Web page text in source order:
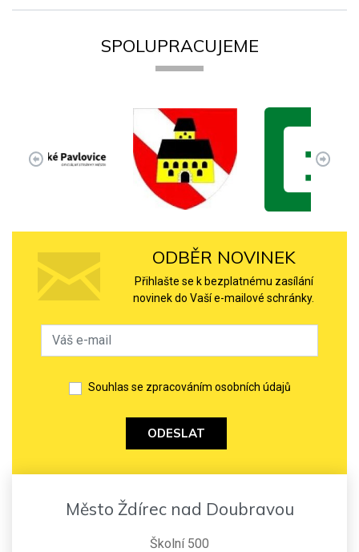
SPOLUPRACUJEME
ODBĚR NOVINEK
Přihlašte se k bezplatnému zasílání
novinek do Vaší e-mailové schránky.
Souhlas se zpracováním osobních údajů
ODESLAT
Město Ždírec nad Doubravou
Školní 500